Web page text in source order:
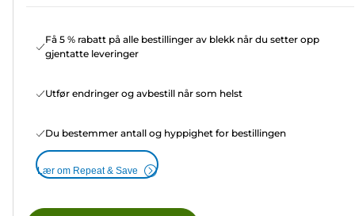
Få 5 % rabatt på alle bestillinger av blekk når du setter opp
gjentatte leveringer
Utfør endringer og avbestill når som helst
Du bestemmer antall og hyppighet for bestillingen
Lær om Repeat & Save